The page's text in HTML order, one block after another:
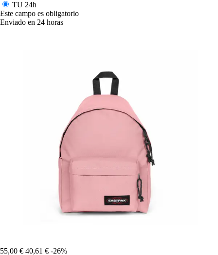
TU 24h
Este campo es obligatorio
Enviado en 24 horas
55,00 € 40,61 € -26%